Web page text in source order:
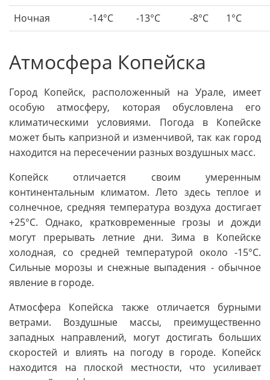
Ночная
-14°C -13°C -8°C 1°C
Атмосфера Копейска
Город Копейск, расположенный на Урале, имеет
особую атмосферу, которая обусловлена его
климатическими условиями. Погода в Копейске
может быть капризной и изменчивой, так как город
находится на пересечении разных воздушных масс.
Копейск отличается своим умеренным
континентальным климатом. Лето здесь теплое и
солнечное, средняя температура воздуха достигает
+25°C. Однако, кратковременные грозы и дожди
могут прерывать летние дни. Зима в Копейске
холодная, со средней температурой около -15°C.
Сильные морозы и снежные выпадения - обычное
явление в городе.
Атмосфера Копейска также отличается бурными
ветрами. Воздушные массы, преимущественно
западных направлений, могут достигать больших
скоростей и влиять на погоду в городе. Копейск
находится на плоской местности, что усиливает